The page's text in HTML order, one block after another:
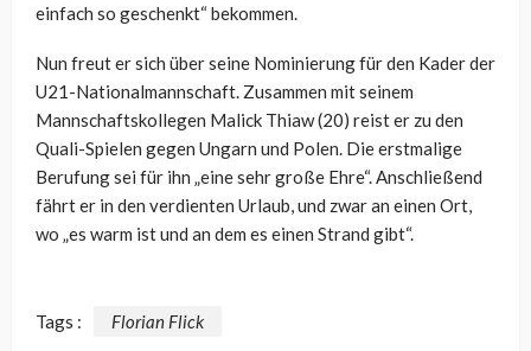
einfach so geschenkt“ bekommen.
Nun freut er sich über seine Nominierung für den Kader der
U21-Nationalmannschaft. Zusammen mit seinem
Mannschaftskollegen Malick Thiaw (20) reist er zu den
Quali-Spielen gegen Ungarn und Polen. Die erstmalige
Berufung sei für ihn „eine sehr große Ehre“. Anschließend
fährt er in den verdienten Urlaub, und zwar an einen Ort,
wo „es warm ist und an dem es einen Strand gibt“.
Tags : Florian Flick